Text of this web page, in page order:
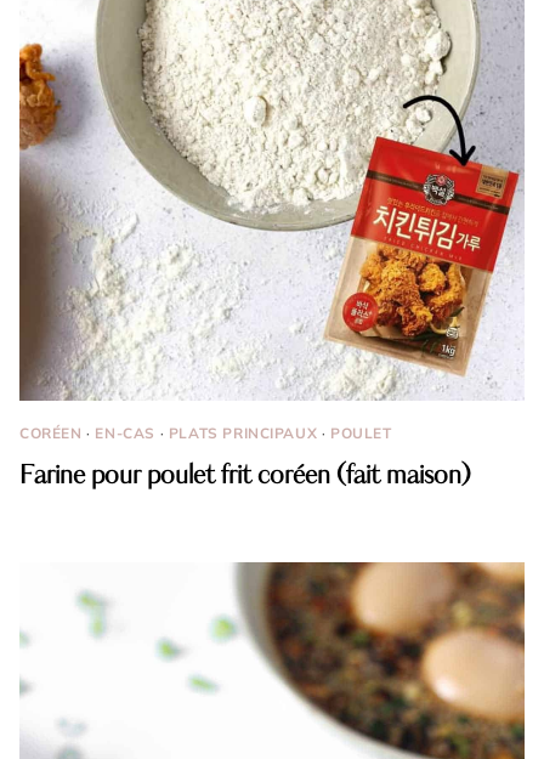
CORÉEN · EN-CAS · PLATS PRINCIPAUX · POULET
Farine pour poulet frit coréen (fait maison)